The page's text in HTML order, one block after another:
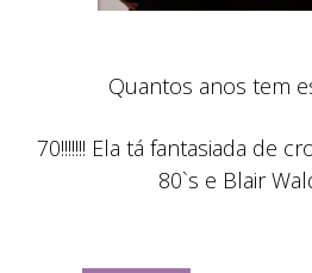
Quantos anos tem
70!!!!!!! Ela tá fantasiada de
80`s e Blair